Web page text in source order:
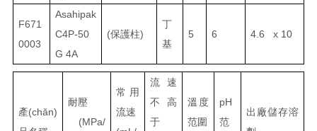
F671
0003
Asahipak
C4P-50
G 4A
(保護柱)
丁
基
5 6 4.6 x 10
產(chǎn)
耐壓
(MPa/
常用
流速
流速
不高
于
溫度
范圍
pH
范
出廠儲存溶